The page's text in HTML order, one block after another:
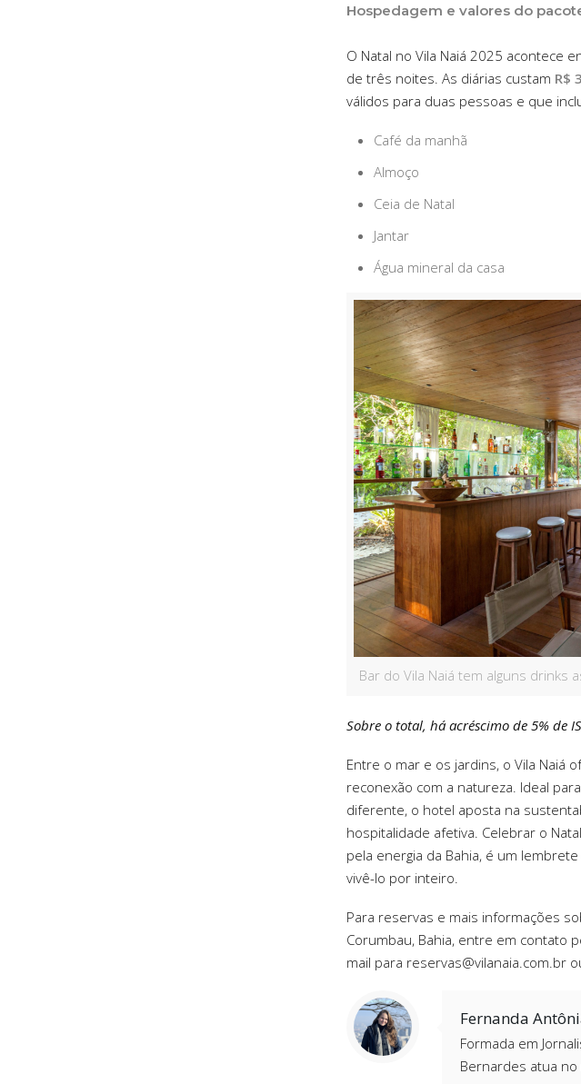
Hospedagem e valores do
O Natal no Vila Naiá 2025 acontece
de três noites. As diárias custam R$
válidos para duas pessoas e que
Café da manhã
Almoço
Ceia de Natal
Jantar
Água mineral da casa
Bar do Vila Naiá tem alguns drinks
Sobre o total, há acréscimo de 5% de
Entre o mar e os jardins, o Vila Naiá
reconexão com a natureza. Ideal
diferente, o hotel aposta na
hospitalidade afetiva. Celebrar o
pela energia da Bahia, é um
vivê-lo por inteiro.
Para reservas e mais informações
Corumbau, Bahia, entre em contato
mail para reservas@vilanaia.com.br
Fernanda
Formada em
Bernardes atua